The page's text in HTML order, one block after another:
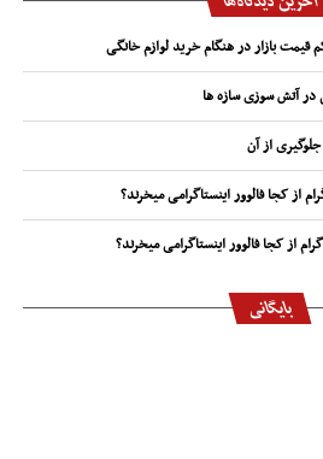
بازار در هنگام خرید لوازم خانگی
در آتش سوزی سازه ها
از آن
از کجا فالوور اینستاگرامی میخرند؟
از کجا فالوور اینستاگرامی میخرند؟
بایگانی